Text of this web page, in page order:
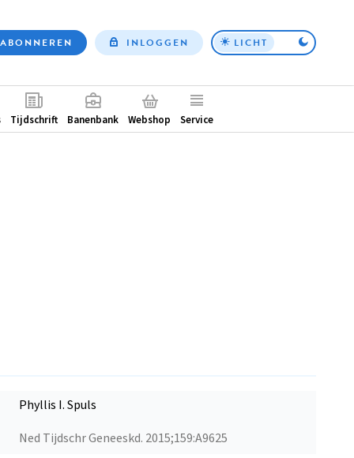
Top
ABONNEREN INLOGGEN LICHT
Tijdschrift Banenbank Webshop Service
Ned Tijdschr Geneeskd. 2015;159:A9625
Phyllis I. Spuls